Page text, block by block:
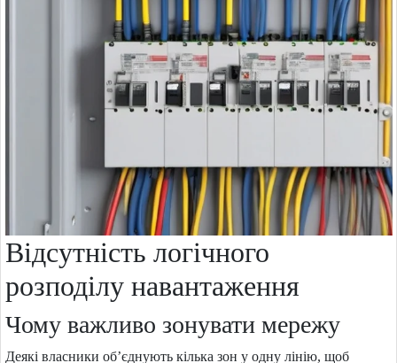
Відсутність логічного
розподілу навантаження
Чому важливо зонувати мережу
Деякі власники об’єднують кілька зон у одну лінію, щоб